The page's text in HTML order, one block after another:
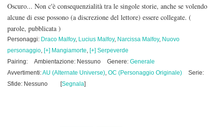
Oscuro... Non c'è consequenzialità tra le singole storie, anche se volendo
alcune di esse possono (a discrezione del lettore) essere collegate. (
parole, pubblicata )
Personaggi: Draco Malfoy, Lucius Malfoy, Narcissa Malfoy, Nuovo
personaggio, [+] Mangiamorte, [+] Serpeverde
Pairing:
Ambientazione: Nessuno Genere: Generale
Avvertimenti:AU (Alternate Universe), OC (Personaggio Originale)
Serie:
Sfide: Nessuno
[Segnala]